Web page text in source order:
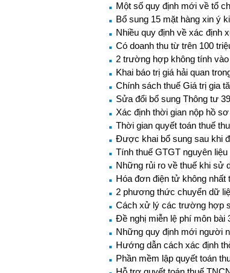
Một số quy định mới về tổ
Bổ sung 15 mặt hàng xin ý
Nhiều quy định về xác định
Có doanh thu từ trên 100
2 trường hợp không tính
Khai báo trị giá hải quan
Chính sách thuế Giá trị gia
Sửa đổi bổ sung Thông tư
Xác định thời gian nộp hồ
Thời gian quyết toán thuế
Được khai bổ sung sau khi
Tính thuế GTGT nguyên
Những rủi ro về thuế khi sử
Hóa đơn điện tử không
2 phương thức chuyển dữ
Cách xử lý các trường hợp
Đề nghị miễn lệ phí môn bài
Những quy định mới người
Hướng dẫn cách xác định
Phần mềm lập quyết toán